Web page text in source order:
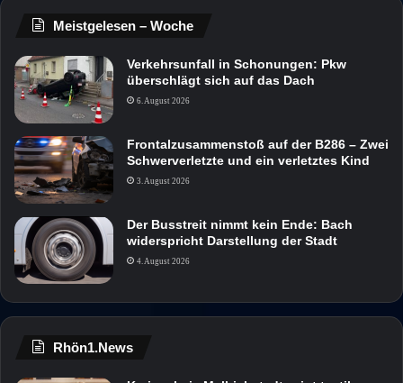
Meistgelesen – Woche
Verkehrsunfall in Schonungen: Pkw
überschlägt sich auf das Dach
6. August 2026
Frontalzusammenstoß auf der B286 – Zwei
Schwerverletzte und ein verletztes Kind
3. August 2026
Der Busstreit nimmt kein Ende: Bach
widerspricht Darstellung der Stadt
4. August 2026
Rhön1.News